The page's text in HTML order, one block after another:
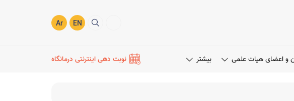
EN
Ar
و اعضای هیات علمی بیشتر نوبت دهی اینترنتی درمانگاه